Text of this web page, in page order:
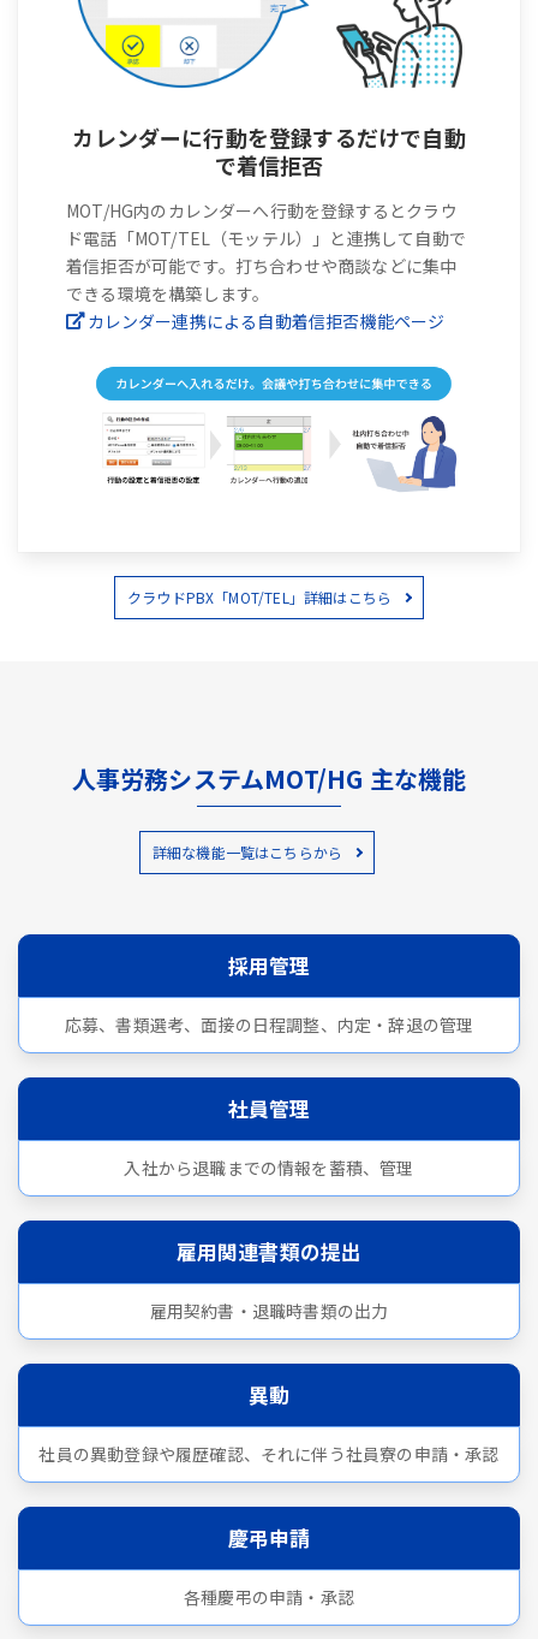
カレンダーに行動を登録するだけで自動
で着信拒否
MOT/HG内のカレンダーへ行動を登録するとクラウ
ド電話「MOT/TEL（モッテル）」と連携して自動で
着信拒否が可能です。打ち合わせや商談などに集中
できる環境を構築します。
カレンダー連携による自動着信拒否機能ページ
クラウドPBX「MOT/TEL」詳細はこちら
人事労務システムMOT/HG 主な機能
詳細な機能一覧はこちらから
採用管理
応募、書類選考、面接の日程調整、内定・辞退の管理
社員管理
入社から退職までの情報を蓄積、管理
雇用関連書類の提出
雇用契約書・退職時書類の出力
異動
社員の異動登録や履歴確認、それに伴う社員寮の申請・承認
慶弔申請
各種慶弔の申請・承認